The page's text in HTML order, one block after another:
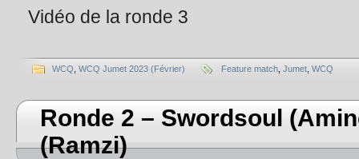
Vidéo de la ronde 3
WCQ WCQ Jumet 2023 (Février) Feature match Jumet WCQ
Ronde 2 – Swordsoul
(Ramzi)